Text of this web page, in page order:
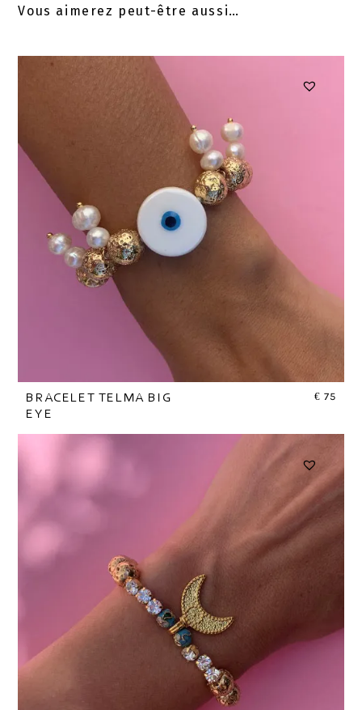
Vous aimerez peut-être aussi…
BRACELET TELMA BIG
EYE
€ 75